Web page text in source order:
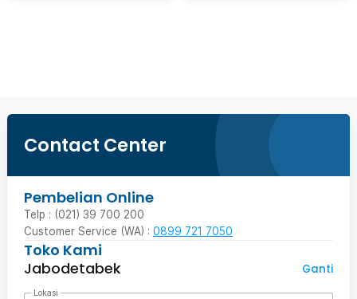
Contact Center
Pembelian Online
Telp : (021) 39 700 200
Customer Service (WA) : 0899 721 7050
Toko Kami
Jabodetabek
Ganti
Lokasi